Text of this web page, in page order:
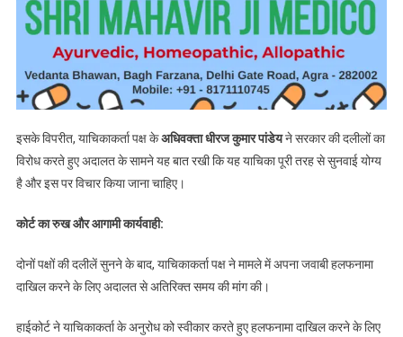
इसके विपरीत, याचिकाकर्ता पक्ष केअधिवक्ता धीरज कुमार पांडेयने सरकार की दलीलों का
विरोध करते हुए अदालत के सामने यह बात रखी कि यह याचिका पूरी तरह से सुनवाई योग्य
है और इस पर विचार किया जाना चाहिए।
कोर्ट का रुख और आगामी कार्यवाही:
दोनों पक्षों की दलीलें सुनने के बाद, याचिकाकर्ता पक्ष ने मामले में अपना जवाबी हलफनामा
दाखिल करने के लिए अदालत से अतिरिक्त समय की मांग की।
हाईकोर्ट ने याचिकाकर्ता के अनुरोध को स्वीकार करते हुए हलफनामा दाखिल करने के लिए